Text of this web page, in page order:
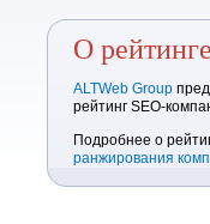
О рейтинге
ALTWeb Group
рейтинг SEO-
Подробнее о
ранжирования